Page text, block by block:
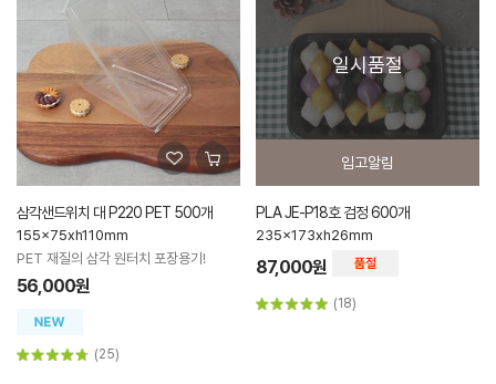
삼각샌드위치 대 P220 PET 500개
155x75xh110mm
PET 재질의 삼각 원터치 포장용기!
56,000원
(25)
일시품절
입고알림
PLA JE-P18호 검정 600개
235x173xh26mm
87,000원
(18)